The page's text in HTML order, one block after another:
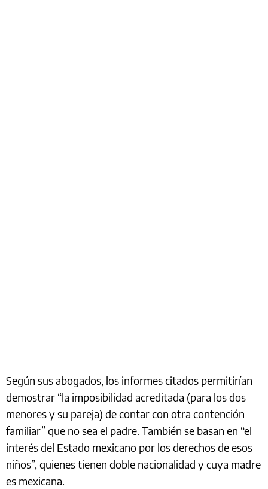
Según sus abogados, los informes citados permitirían
demostrar “la imposibilidad acreditada (para los dos
menores y su pareja) de contar con otra contención
familiar” que no sea el padre. También se basan en “el
interés del Estado mexicano por los derechos de esos
niños”, quienes tienen doble nacionalidad y cuya madre
es mexicana.